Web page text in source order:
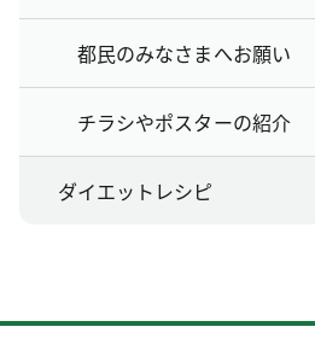
都民のみなさまへお願い
チラシやポスターの紹介
ダイエットレシピ